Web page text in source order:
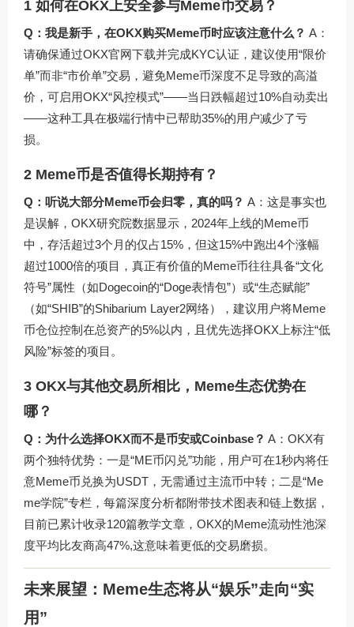
1 如何在OKX上安全参与Meme币交易？
Q：我是新手，在OKX购买Meme币时应该注意什么？ A：
请确保通过OKX官网下载并完成KYC认证，建议使用“限价
单”而非“市价单”交易，避免Meme币深度不足导致的高溢
价，可启用OKX“风控模式”——当日跌幅超过10%自动卖出
——这种工具在极端行情中已帮助35%的用户减少了亏
损。
2 Meme币是否值得长期持有？
Q：听说大部分Meme币会归零，真的吗？ A：这是事实也
是误解，OKX研究院数据显示，2024年上线的Meme币
中，存活超过3个月的仅占15%，但这15%中跑出4个涨幅
超过1000倍的项目，真正有价值的Meme币往往具备“文化
符号”属性（如Dogecoin的“Doge表情包”）或“生态赋能”
（如“SHIB”的Shibarium Layer2网络），建议用户将Meme
币仓位控制在总资产的5%以内，且优先选择OKX上标注“低
风险”标签的项目。
3 OKX与其他交易所相比，Meme生态优势在
哪？
Q：为什么选择OKX而不是币安或Coinbase？ A：OKX有
两个独特优势：一是“ME币闪兑”功能，用户可在1秒内将任
意Meme币兑换为USDT，无需通过主流币中转；二是“Me
me学院”专栏，每篇深度分析都附带技术图表和链上数据，
目前已累计收录120篇教学文章，OKX的Meme流动性池深
度平均比友商高47%,这意味着更低的交易磨损。
未来展望：Meme生态将从“娱乐”走向“实
用”